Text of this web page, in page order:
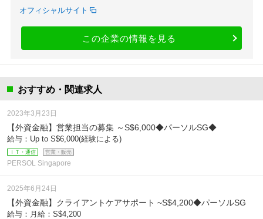
オフィシャルサイト
この企業の情報を見る
おすすめ・関連求人
【外資金融】営業担当の募集 ～S$6,000◆パーソルSG◆
給与：Up to S$6,000(経験による)
ＩＴ・通信 営業・販売
2023年3月23日
PERSOL Singapore
【外資金融】クライアントケアサポート ~S$4,200◆パーソルSG
給与：月給：S$4,200
2025年6月24日